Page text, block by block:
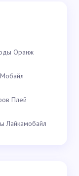
Оранж
Плей
Лайкамобайл